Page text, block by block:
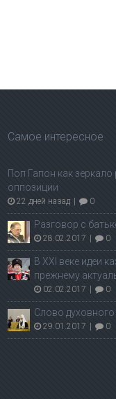
Самое интересное
Поп Гапон как зеркало
оппозиции
22 дней назад 0
Разговор с
28.02.2017 0
В ХХI веке идеи
прежнему
02.02.2017 0
Слово
29.01.2017 0